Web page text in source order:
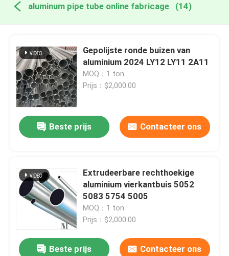
aluminum pipe tube online fabricage (14)
Gepolijste ronde buizen van
aluminium 2024 LY12 LY11 2A11
MOQ：1 ton
Prijs：$2,000.00
Beste prijs Contacteer ons
Extrudeerbare rechthoekige
aluminium vierkantbuis 5052
5083 5754 5005
MOQ：1 ton
Prijs：$2,000.00
Beste prijs Contacteer ons